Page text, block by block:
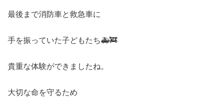
最後まで消防車と救急車に
手を振っていた子どもたち🚑🚒
貴重な体験ができましたね。
大切な命を守るため